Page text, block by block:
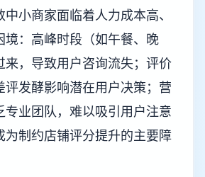
小商家面临着人力成本高、
境：高峰时段（如午餐、晚
来，导致用户咨询流失；评价
评发酵影响潜在用户决策；营
专业团队，难以吸引用户注意
为制约店铺评分提升的主要障